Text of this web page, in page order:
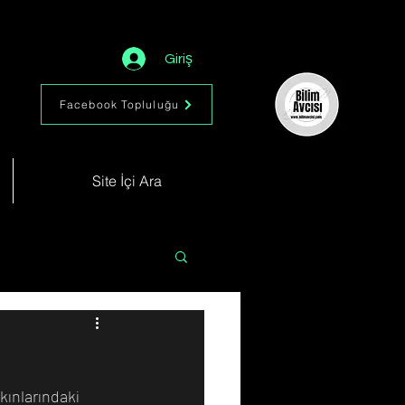
Giriş
Facebook Topluluğu
Site İçi Ara
Kimya